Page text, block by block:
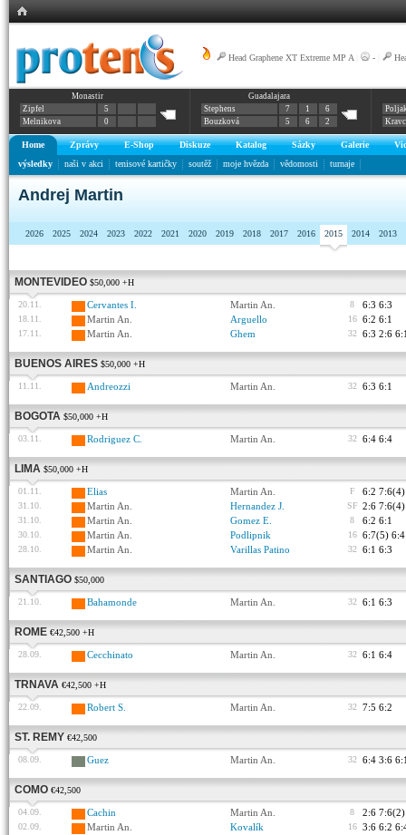
Head Graphene XT Extreme MP A -
Monastir
Zipfel
5
Melnikova
0
Guadalajara
Stephens
7 1
6
Bouzková
5 6 2
Home Zprávy E-Shop Diskuze Katalog Sázky Galerie
výsledky
naši v akci tenisové kartičky soutěž moje hvězda vědomosti turnaje
Andrej Martin
2026 2025 2024 2023 2022 2021 2020 2019 2018 2017 2016 2015 2014 2013
MONTEVIDEO $50,000 +H
20.11. Cervantes I. Martin An. 8 6:3 6:3
18.11. Martin An. Arguello 16 6:2 6:1
17.11. Martin An. Ghem 32 6:3 2:6
BUENOS AIRES $50,000 +H
11.11. Andreozzi Martin An. 32 6:3 6:1
BOGOTA $50,000 +H
03.11. Rodriguez C. Martin An. 32 6:4 6:4
LIMA $50,000 +H
01.11. Elias Martin An. F 6:2 7:6(4)
31.10. Martin An. Hernandez J. SF 2:6
31.10. Martin An. Gomez E. 8 6:2 6:1
30.10. Martin An. Podlipnik 16 6:7(5)
28.10. Martin An. Varillas Patino 32 6:1 6:3
SANTIAGO $50,000
21.10. Bahamonde Martin An. 32 6:1 6:3
ROME €42,500 +H
28.09. Cecchinato Martin An. 32 6:1 6:4
TRNAVA €42,500 +H
22.09. Robert S. Martin An. 32 7:5 6:2
ST. REMY €42,500
08.09. Guez Martin An. 32 6:4 3:6
COMO €42,500
04.09. Cachin Martin An. 8 2:6
02.09. Martin An. Kovalík 16 3:6 6:2